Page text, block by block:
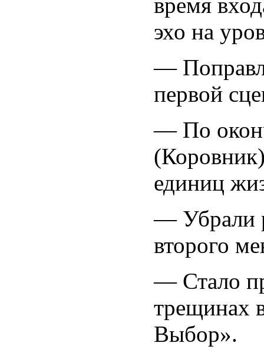
эхо на
—
первой
— По
единиц
— Убрали
второго
— Стало
трещинах
Выбор».